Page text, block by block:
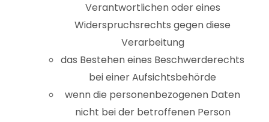
Verantwortlichen oder eines
Widerspruchsrechts gegen diese
Verarbeitung
das Bestehen eines Beschwerderechts
bei einer Aufsichtsbehörde
wenn die personenbezogenen Daten
nicht bei der betroffenen Person